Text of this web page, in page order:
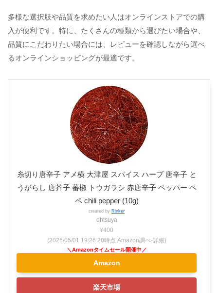
多様な選択肢や品質を求めたい人はオンラインストアでの購
入が便利です。特に、たくさんの種類から選びたい場合や、
品質にこだわりたい場合には、レビューを確認しながら選べ
るオンラインショッピングが最適です。
糸切り唐辛子 アメ横 大津屋 スパイス ハーブ 唐辛子 と
うがらし 唐芥子 蕃椒 トウガラシ 赤唐辛子 ペッパー ペ
ペ chili pepper (10g)
created by Rinker
ohtsuya
¥400
(2026/05/01 19:26:20時点 Amazon調べ-詳細)
Amazon
楽天市場